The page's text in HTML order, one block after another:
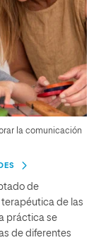
la comunicación
de
de las
práctica se
de diferentes